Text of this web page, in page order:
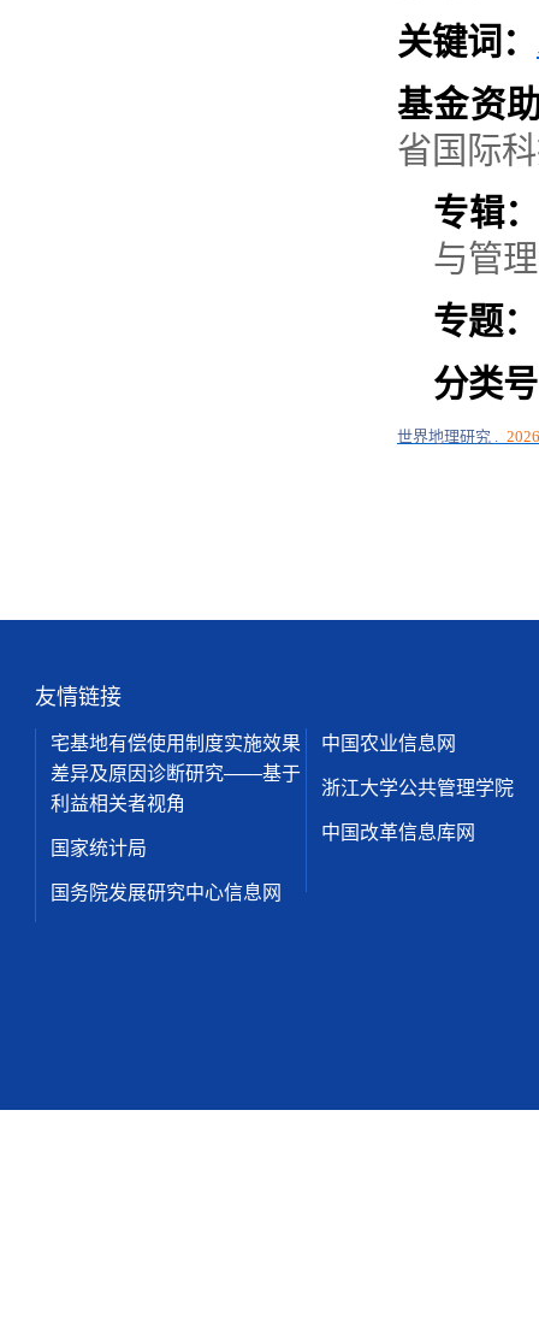
关键词：
基金资
省国际
专辑：
与管
专题：
分类
世界地理研究 .
友情链接
宅基地有偿使用制度实施效果
差异及原因诊断研究——基于
利益相关者视角
国家统计局
国务院发展研究中心信息网
中国农业信息网
浙江大学公共管理学院
中国改革信息库网